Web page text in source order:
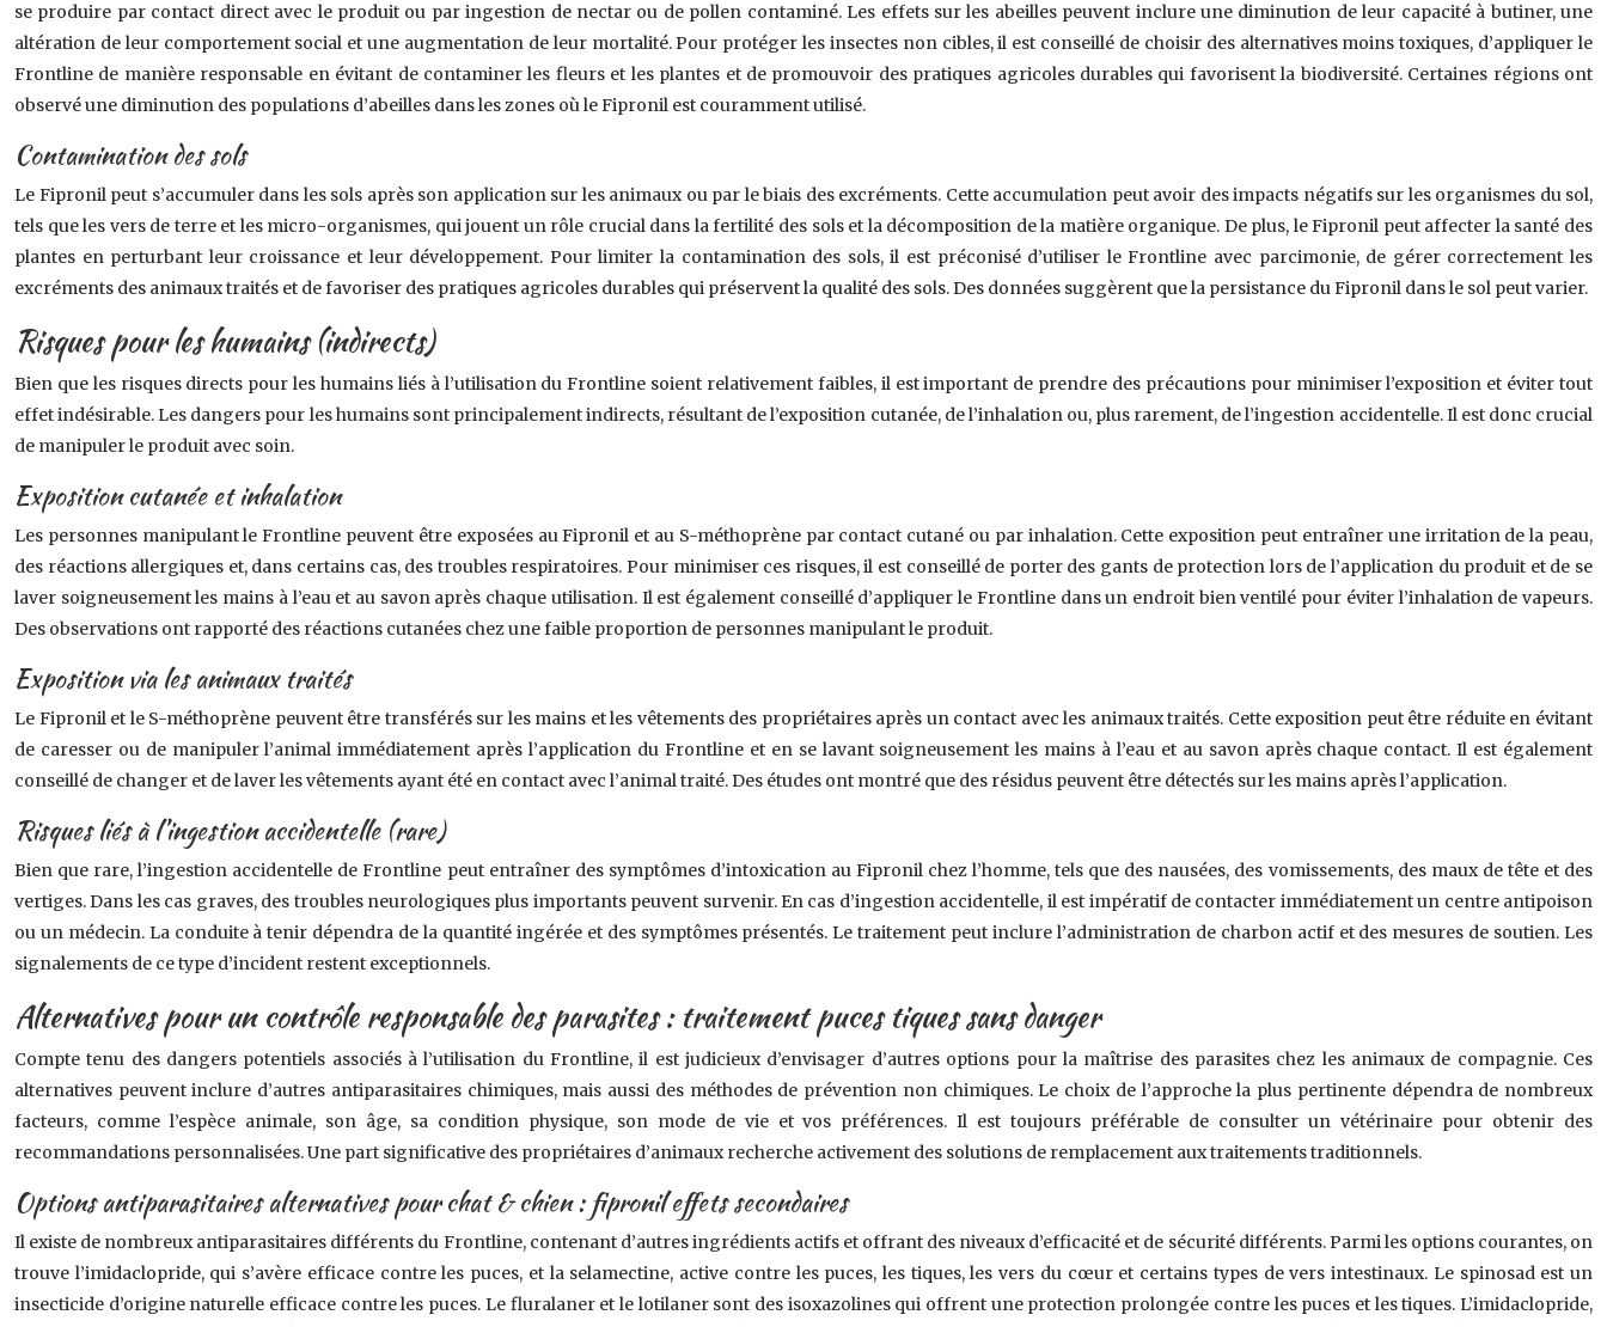
se produire par contact direct avec le produit ou par ingestion de nectar ou de pollen contaminé. Les effets sur les abeilles peuvent inclure une diminution de leur capacité à butiner, une
altération de leur comportement social et une augmentation de leur mortalité. Pour protéger les insectes non cibles, il est conseillé de choisir des alternatives moins toxiques, d’appliquer le
Frontline de manière responsable en évitant de contaminer les fleurs et les plantes et de promouvoir des pratiques agricoles durables qui favorisent la biodiversité. Certaines régions ont
observé une diminution des populations d’abeilles dans les zones où le Fipronil est couramment utilisé.
Contamination des sols
Le Fipronil peut s’accumuler dans les sols après son application sur les animaux ou par le biais des excréments. Cette accumulation peut avoir des impacts négatifs sur les organismes du sol,
tels que les vers de terre et les micro-organismes, qui jouent un rôle crucial dans la fertilité des sols et la décomposition de la matière organique. De plus, le Fipronil peut affecter la santé des
plantes en perturbant leur croissance et leur développement. Pour limiter la contamination des sols, il est préconisé d’utiliser le Frontline avec parcimonie, de gérer correctement les
excréments des animaux traités et de favoriser des pratiques agricoles durables qui préservent la qualité des sols. Des données suggèrent que la persistance du Fipronil dans le sol peut varier.
Risques pour les humains (indirects)
Bien que les risques directs pour les humains liés à l’utilisation du Frontline soient relativement faibles, il est important de prendre des précautions pour minimiser l’exposition et éviter tout
effet indésirable. Les dangers pour les humains sont principalement indirects, résultant de l’exposition cutanée, de l’inhalation ou, plus rarement, de l’ingestion accidentelle. Il est donc crucial
de manipuler le produit avec soin.
Exposition cutanée et inhalation
Les personnes manipulant le Frontline peuvent être exposées au Fipronil et au S-méthoprène par contact cutané ou par inhalation. Cette exposition peut entraîner une irritation de la peau,
des réactions allergiques et, dans certains cas, des troubles respiratoires. Pour minimiser ces risques, il est conseillé de porter des gants de protection lors de l’application du produit et de se
laver soigneusement les mains à l’eau et au savon après chaque utilisation. Il est également conseillé d’appliquer le Frontline dans un endroit bien ventilé pour éviter l’inhalation de vapeurs.
Des observations ont rapporté des réactions cutanées chez une faible proportion de personnes manipulant le produit.
Exposition via les animaux traités
Le Fipronil et le S-méthoprène peuvent être transférés sur les mains et les vêtements des propriétaires après un contact avec les animaux traités. Cette exposition peut être réduite en évitant
de caresser ou de manipuler l’animal immédiatement après l’application du Frontline et en se lavant soigneusement les mains à l’eau et au savon après chaque contact. Il est également
conseillé de changer et de laver les vêtements ayant été en contact avec l’animal traité. Des études ont montré que des résidus peuvent être détectés sur les mains après l’application.
Risques liés à l’ingestion accidentelle (rare)
Bien que rare, l’ingestion accidentelle de Frontline peut entraîner des symptômes d’intoxication au Fipronil chez l’homme, tels que des nausées, des vomissements, des maux de tête et des
vertiges. Dans les cas graves, des troubles neurologiques plus importants peuvent survenir. En cas d’ingestion accidentelle, il est impératif de contacter immédiatement un centre antipoison
ou un médecin. La conduite à tenir dépendra de la quantité ingérée et des symptômes présentés. Le traitement peut inclure l’administration de charbon actif et des mesures de soutien. Les
signalements de ce type d’incident restent exceptionnels.
Alternatives pour un contrôle responsable des parasites : traitement puces tiques sans danger
Compte tenu des dangers potentiels associés à l’utilisation du Frontline, il est judicieux d’envisager d’autres options pour la maîtrise des parasites chez les animaux de compagnie. Ces
alternatives peuvent inclure d’autres antiparasitaires chimiques, mais aussi des méthodes de prévention non chimiques. Le choix de l’approche la plus pertinente dépendra de nombreux
facteurs, comme l’espèce animale, son âge, sa condition physique, son mode de vie et vos préférences. Il est toujours préférable de consulter un vétérinaire pour obtenir des
recommandations personnalisées. Une part significative des propriétaires d’animaux recherche activement des solutions de remplacement aux traitements traditionnels.
Options antiparasitaires alternatives pour chat & chien : fipronil effets secondaires
Il existe de nombreux antiparasitaires différents du Frontline, contenant d’autres ingrédients actifs et offrant des niveaux d’efficacité et de sécurité différents. Parmi les options courantes, on
trouve l’imidaclopride, qui s’avère efficace contre les puces, et la selamectine, active contre les puces, les tiques, les vers du cœur et certains types de vers intestinaux. Le spinosad est un
insecticide d’origine naturelle efficace contre les puces. Le fluralaner et le lotilaner sont des isoxazolines qui offrent une protection prolongée contre les puces et les tiques. L’imidaclopride,